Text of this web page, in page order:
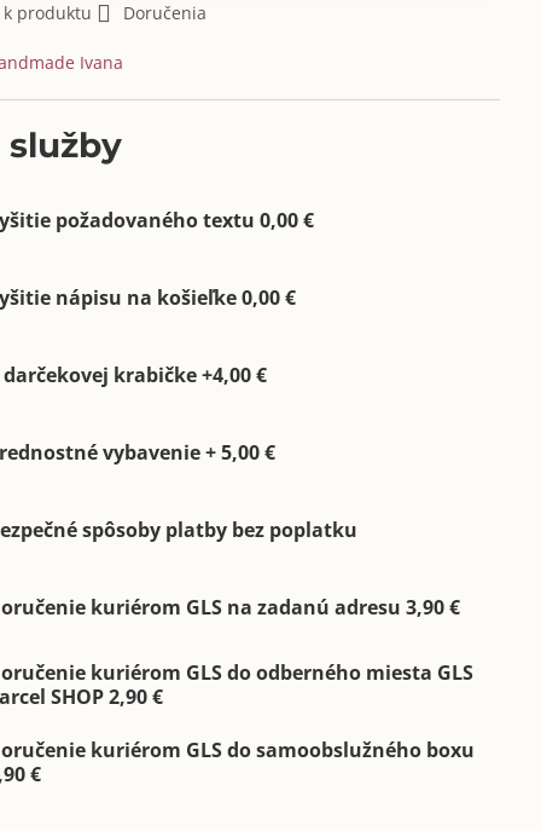
k produktu Doručenia
Ivana
služby
požadovaného textu 0,00 €
nápisu na košieľke 0,00 €
darčekovej krabičke +4,00 €
vybavenie + 5,00 €
spôsoby platby bez poplatku
kuriérom GLS na zadanú adresu 3,90 €
kuriérom GLS do odberného miesta GLS
SHOP 2,90 €
kuriérom GLS do samoobslužného boxu
€